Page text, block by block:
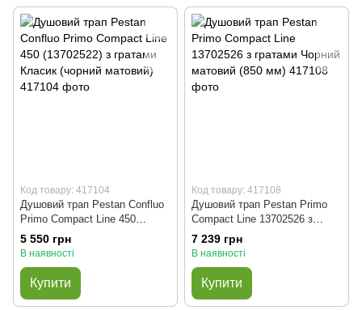
Код товару: 417104
Душовий трап Pestan Confluo
Primo Compact Line 450
(13702522) з гратами Класик
(чорний матовий)
5 550 грн
В наявності
Купити
Код товару: 417108
Душовий трап Pestan Primo
Compact Line 13702526 з
гратами Чорний матовий (850
мм)
7 239 грн
В наявності
Купити